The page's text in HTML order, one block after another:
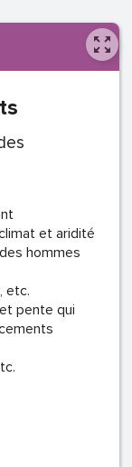
et aridité
hommes
etc.
pente qui